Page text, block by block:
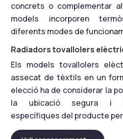
concrets o complementar
models incorporen
diferents modes de
Radiadors tovallolers
Els models tovallolers
assecat de tèxtils en un
elecció ha de considerar la
la ubicació segura i
específiques del producte